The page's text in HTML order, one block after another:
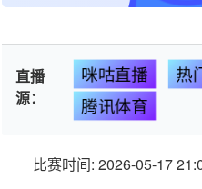
直播
源：
咪咕直播 热
腾讯体育
比赛时间: 2026-05-17